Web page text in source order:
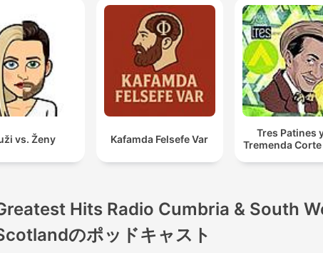
vs. Ženy Kafamda Felsefe Var
Tres Patines
Tremenda
Hits Radio Cumbria & South
のポッドキャスト